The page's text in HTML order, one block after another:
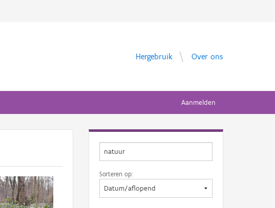
Hergebruik Over ons
Aanmelden
Sorteren op: